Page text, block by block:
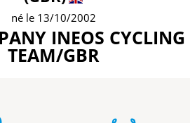
né le 13/10/2002
INEOS CYCLING
TEAM/GBR